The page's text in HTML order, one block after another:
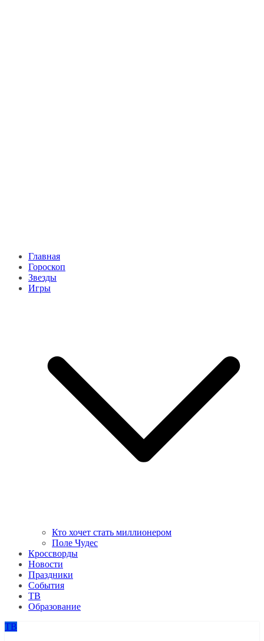
Главная
Гороскоп
Звезды
Игры
Кто хочет стать миллионером
Поле Чудес
Кроссворды
Новости
Праздники
События
ТВ
Образование
ТВ